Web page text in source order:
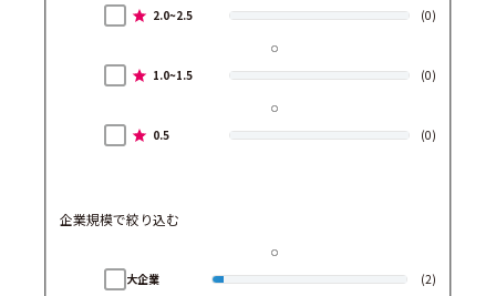
2.0~2.5 (0)
1.0~1.5 (0)
0.5 (0)
企業規模で絞り込む
大企業 (2)